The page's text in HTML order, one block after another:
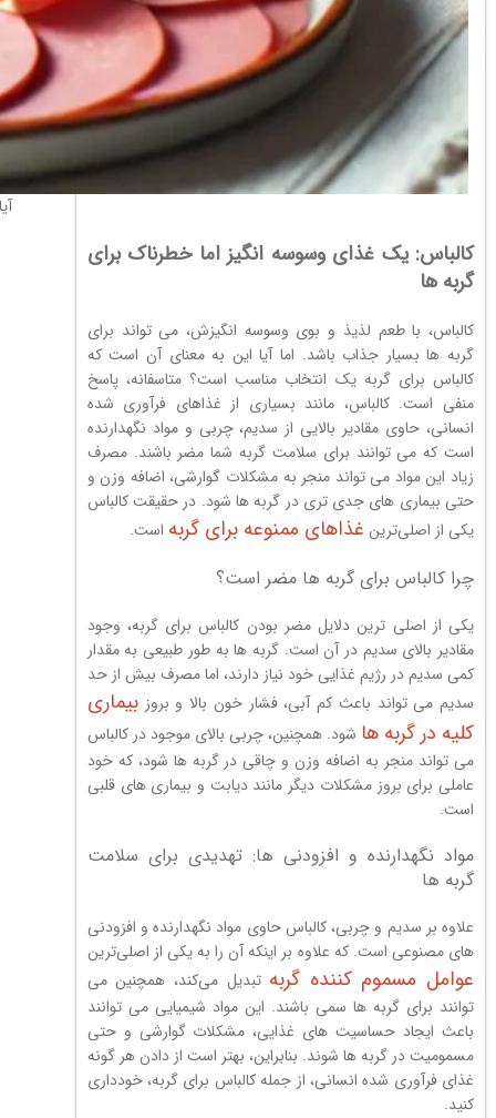
کالباس: یک غذای وسوسه انگیز اما خطرناک برای
گربه ها
کالباس، با طعم لذیذ و بوی وسوسه انگیزش، می تواند برای
گربه ها بسیار جذاب باشد. اما آیا این به معنای آن است که
کالباس برای گربه یک انتخاب مناسب است؟ متاسفانه، پاسخ
منفی است. کالباس، مانند بسیاری از غذاهای فرآوری شده
انسانی، حاوی مقادیر بالایی از سدیم، چربی و مواد نگهدارنده
است که می توانند برای سلامت گربه شما مضر باشند. مصرف
زیاد این مواد می تواند منجر به مشکلات گوارشی، اضافه وزن و
حتی بیماری های جدی تری در گربه ها شود. در حقیقت کالباس
یکی از اصلی‌ترین غذاهای ممنوعه برای گربه است.
چرا کالباس برای گربه ها مضر است؟
یکی از اصلی ترین دلایل مضر بودن کالباس برای گربه، وجود
مقادیر بالای سدیم در آن است. گربه ها به طور طبیعی به مقدار
کمی سدیم در رژیم غذایی خود نیاز دارند، اما مصرف بیش از حد
سدیم می تواند باعث کم آبی، فشار خون بالا و بروزبیماری
کلیه در گربه ها شود. همچنین، چربی بالای موجود در کالباس
می تواند منجر به اضافه وزن و چاقی در گربه ها شود، که خود
عاملی برای بروز مشکلات دیگر مانند دیابت و بیماری های قلبی
است.
مواد نگهدارنده و افزودنی ها: تهدیدی برای سلامت
گربه ها
علاوه بر سدیم و چربی، کالباس حاوی مواد نگهدارنده و افزودنی
های مصنوعی است. که علاوه بر اینکه آن را به یکی از اصلی‌ترین
عوامل مسموم کننده گربه تبدیل می‌کند، همچنین می
توانند برای گربه ها سمی باشند. این مواد شیمیایی می توانند
باعث ایجاد حساسیت های غذایی، مشکلات گوارشی و حتی
مسمومیت در گربه ها شوند. بنابراین، بهتر است از دادن هر گونه
غذای فرآوری شده انسانی، از جمله کالباس برای گربه، خودداری
کنید.